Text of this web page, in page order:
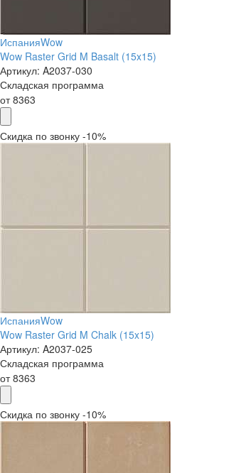
ИспанияWow
Wow Raster Grid M Basalt (15x15)
Артикул: A2037-030
Складская программа
от8363
Скидка по звонку -10%
ИспанияWow
Wow Raster Grid M Chalk (15x15)
Артикул: A2037-025
Складская программа
от8363
Скидка по звонку -10%